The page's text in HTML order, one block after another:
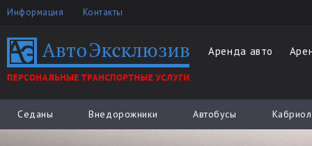
Информация Контакты
Аренда авто
Седаны Внедорожники Автобусы